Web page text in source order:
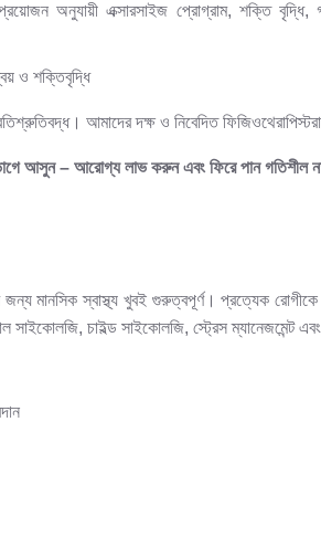
অনুযায়ী এক্সারসাইজ প্রোগ্রাম, শক্তি বৃদ্ধি,
ও শক্তিবৃদ্ধি
আমাদের দক্ষ ও নিবেদিত
আসুন – আরোগ্য লাভ করুন এবং ফিরে পান গতিশীল
মানসিক স্বাস্থ্য খুবই গুরুত্বপূর্ণ। প্রত্যেক রোগীকে
চাইল্ড সাইকোলজি, স্ট্রেস ম্যানেজমেন্ট এবং